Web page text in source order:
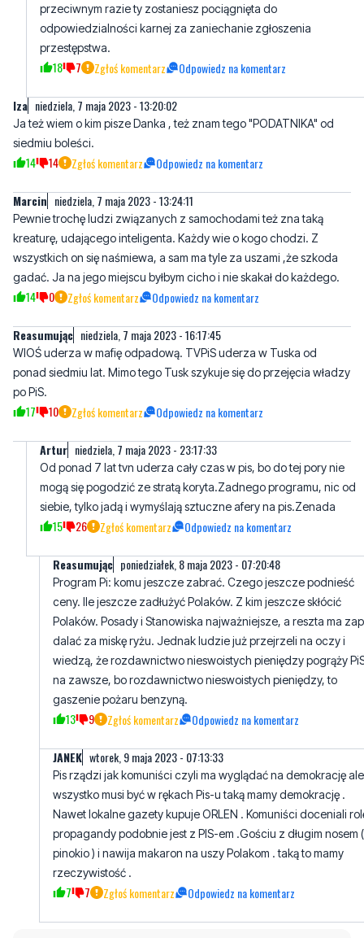
18 7 Zgłoś komentarz Odpowiedz na komentarz
niedziela, 7 maja 2023 - 13:20:02
Ja też wiem o kim pisze Danka , też znam tego "PODATNIKA" od
14 14 Zgłoś komentarz Odpowiedz na komentarz
Marcin niedziela, 7 maja 2023 - 13:24:11
Pewnie trochę ludzi związanych z samochodami też zna taką
wszystkich on się naśmiewa, a sam ma tyle za uszami ,że szkoda
gadać. Ja na jego miejscu byłbym cicho i nie skakał do każdego.
14 0 Zgłoś komentarz Odpowiedz na komentarz
Reasumując niedziela, 7 maja 2023 - 16:17:45
WIOŚ uderza w mafię odpadową. TVPiS uderza w Tuska od
po PiS.
17 10 Zgłoś komentarz Odpowiedz na komentarz
Artur
Od ponad 7 lat tvn uderza cały czas w pis, bo do tej pory nie
siebie, tylko jadą i wymyślają sztuczne afery na pis.Zenada
15 26 Zgłoś komentarz Odpowiedz na komentarz
Reasumując poniedziałek, 8 maja 2023 - 07:20:48
Program Pi: komu jeszcze zabrać. Czego jeszcze podnieść
Polaków. Posady i Stanowiska najważniejsze, a reszta ma
dalać za miskę ryżu. Jednak ludzie już przejrzeli na oczy i
wiedzą, że rozdawnictwo nieswoistych pieniędzy pogrąży
na zawsze, bo rozdawnictwo nieswoistych pieniędzy, to
gaszenie pożaru benzyną.
13 9 Zgłoś komentarz Odpowiedz na komentarz
JANEK wtorek, 9 maja 2023 - 07:13:33
Pis rządzi jak komuniści czyli ma wyglądać na demokrację ale
Nawet lokalne gazety kupuje ORLEN . Komuniści doceniali
propagandy podobnie jest z PIS-em .Gościu z długim nosem (
pinokio ) i nawija makaron na uszy Polakom . taką to mamy
rzeczywistość .
7 7 Zgłoś komentarz Odpowiedz na komentarz
Napisz swój komentarz